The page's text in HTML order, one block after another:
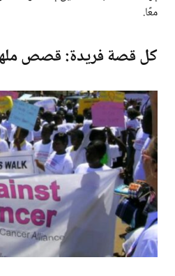
معًا.
كل قصة فريدة: قصص